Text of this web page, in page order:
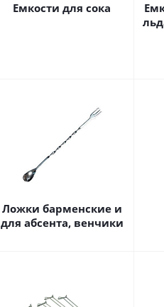
Емкости для сока
Ложки барменские и
для абсента, венчики